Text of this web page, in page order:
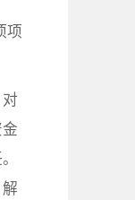
项